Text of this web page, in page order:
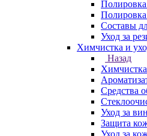
Полировка
Составы
Уход за
Химчистка и
Назад
Средства
Уход за
Защита
Уход за